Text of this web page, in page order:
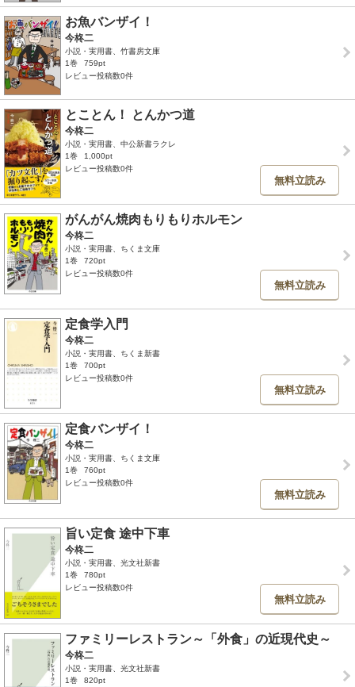
お魚バンザイ！
今柊二
小説・実用書、竹書房文庫
1巻
759pt
レビュー投稿数0件
とことん！ とんかつ道
今柊二
小説・実用書、中公新書ラクレ
1巻
1,000pt
レビュー投稿数0件
無料立読み
がんがん焼肉もりもりホルモン
今柊二
小説・実用書、ちくま文庫
1巻
720pt
レビュー投稿数0件
無料立読み
定食学入門
今柊二
小説・実用書、ちくま新書
1巻
700pt
レビュー投稿数0件
無料立読み
定食バンザイ！
今柊二
小説・実用書、ちくま文庫
1巻
760pt
レビュー投稿数0件
無料立読み
旨い定食 途中下車
今柊二
小説・実用書、光文社新書
1巻
780pt
レビュー投稿数0件
無料立読み
ファミリーレストラン～「外食」の近現代史～
今柊二
小説・実用書、光文社新書
1巻
820pt